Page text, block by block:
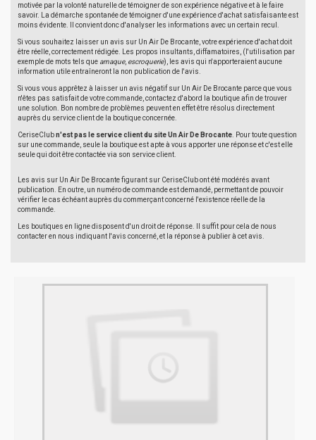
motivée par la volonté naturelle de témoigner de son expérience négative et à le faire
savoir. La démarche spontanée de témoigner d'une expérience d'achat satisfaisante est
moins évidente. Il convient donc d'analyser les informations avec un certain recul.
Si vous souhaitez laisser un avis sur Un Air De Brocante, votre expérience d'achat doit
être réelle, correctement rédigée. Les propos insultants, diffamatoires, (l'utilisation par
exemple de mots tels que arnaque, escroquerie), les avis qui n'apporteraient aucune
information utile entraîneront la non publication de l'avis.
Si vous vous apprêtez à laisser un avis négatif sur Un Air De Brocante parce que vous
n'êtes pas satisfait de votre commande, contactez d'abord la boutique afin de trouver
une solution. Bon nombre de problèmes peuvent en effet être résolus directement
auprès du service client de la boutique concernée.
CeriseClubn'est pas le service client du site Un Air De Brocante . Pour toute question
sur une commande, seule la boutique est apte à vous apporter une réponse et c'est elle
seule qui doit être contactée via son service client.
Les avis sur Un Air De Brocante figurant sur CeriseClub ont été modérés avant
publication. En outre, un numéro de commande est demandé, permettant de pouvoir
vérifier le cas échéant auprès du commerçant concerné l'existence réelle de la
commande.
Les boutiques en ligne disposent d'un droit de réponse. Il suffit pour cela de nous
contacter en nous indiquant l'avis concerné, et la réponse à publier à cet avis.